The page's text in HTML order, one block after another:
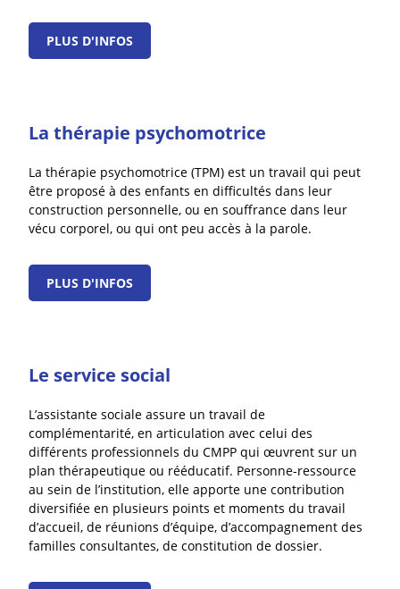
PLUS D'INFOS
La thérapie psychomotrice
La thérapie psychomotrice (TPM) est un travail qui peut
être proposé à des enfants en difficultés dans leur
construction personnelle, ou en souffrance dans leur
vécu corporel, ou qui ont peu accès à la parole.
PLUS D'INFOS
Le service social
L’assistante sociale assure un travail de
complémentarité, en articulation avec celui des
différents professionnels du CMPP qui œuvrent sur un
plan thérapeutique ou rééducatif. Personne-ressource
au sein de l’institution, elle apporte une contribution
diversifiée en plusieurs points et moments du travail
d’accueil, de réunions d’équipe, d’accompagnement des
familles consultantes, de constitution de dossier.